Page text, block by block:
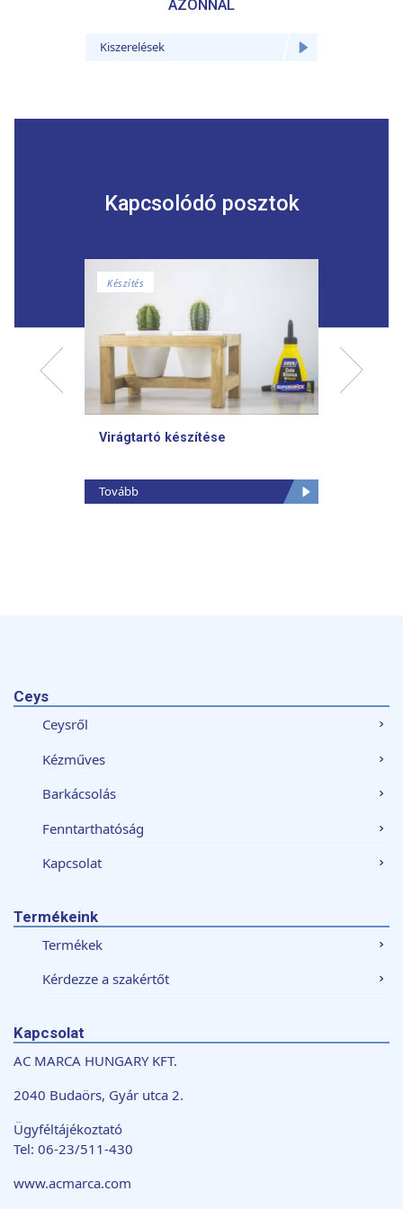
AZONNAL
Kiszerelések
Kapcsolódó posztok
Készítés
Virágtartó készítése
Tovább
Ceys
Ceysről
Kézműves
Barkácsolás
Fenntarthatóság
Kapcsolat
Termékeink
Termékek
Kérdezze a szakértőt
Kapcsolat
AC MARCA HUNGARY KFT.
2040 Budaörs, Gyár utca 2.
Ügyféltájékoztató
Tel: 06-23/511-430
www.acmarca.com